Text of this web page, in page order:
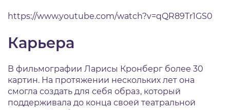
https://www.youtube.com/watch?v=qQR89Tr1GS0
Карьера
В фильмографии Ларисы Кронберг более 30
картин. На протяжении нескольких лет она
смогла создать для себя образ, который
поддерживала до конца своей театральной